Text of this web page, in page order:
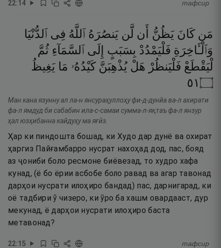
22:14 тафсир
مَن كَانَ يَظُنُّ أَن لَّن يَنصُرَهُ ٱللَّهُ فِى ٱلدُّنْيَا
وَٱلْـَٔاخِرَةِ فَلْيَمْدُدْ بِسَبَبٍ إِلَى ٱلسَّمَآءِ ثُمَّ
لْيَقْطَعْ فَلْيَنظُرْ هَلْ يُذْهِبَنَّ كَيْدُهُۥ مَا يَغِيظُ
۝١٥
Ман кана язунну ал ла-н янсураҳуллоҳу фи-д-дунйа ва-л ахирати
фа-л ямдуд би сабабин ила-с-самаи сумма-л-яқтаъ фа-л янзур
ҳал юзҳибанна кайдуҳу ма яғӣз.
Ҳар ки пиндошта бошад, ки Худо дар дунё ва охират
ҳаргиз Пайғамбарро нусрат нахоҳад дод, пас, бояд
аз ҷониби боло ресмоне биёвезад, то худро хафа
кунад, (ё бо ёрии асбобе боло равад ва агар тавонад
дарҳои нусрати илоҳиро бандад) пас, дарнигарад, ки
оё тадбири ӯ чизеро, ки ӯро ба хашм овардааст, дур
мекунад, ё дарҳои нусрати илоҳиро баста
метавонад?
22:15 тафсир